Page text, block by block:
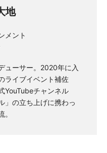
地
メント
ューサー。2020年に入
ライブイベント補佐
YouTubeチャンネル
」の立ち上げに携わっ